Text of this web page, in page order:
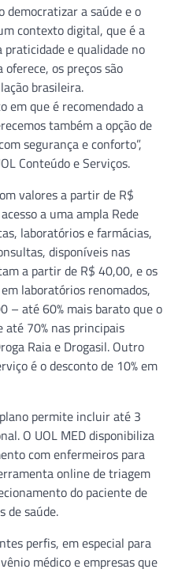
democratizar a saúde e o
contexto digital, que é a
praticidade e qualidade no
os preços são
brasileira.
em que é recomendado a
também a opção de
segurança e conforto”,
Conteúdo e Serviços.
valores a partir de R$
a uma ampla Rede
laboratórios e farmácias,
disponíveis nas
a partir de R$ 40,00, e os
laboratórios renomados,
– até 60% mais barato que o
até 70% nas principais
Raia e Drogasil. Outro
é o desconto de 10% em
permite incluir até 3
O UOL MED disponibiliza
com enfermeiros para
online de triagem
do paciente de
de saúde.
perfis, em especial para
médico e empresas que